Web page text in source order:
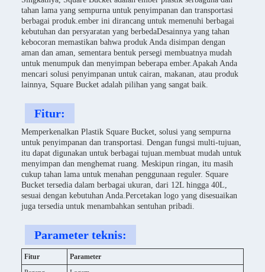
tahan lama yang sempurna untuk penyimpanan dan transportasi
berbagai produk.ember ini dirancang untuk memenuhi berbagai
kebutuhan dan persyaratan yang berbedaDesainnya yang tahan
kebocoran memastikan bahwa produk Anda disimpan dengan
aman dan aman, sementara bentuk persegi membuatnya mudah
untuk menumpuk dan menyimpan beberapa ember.Apakah Anda
mencari solusi penyimpanan untuk cairan, makanan, atau produk
lainnya, Square Bucket adalah pilihan yang sangat baik.
Fitur:
Memperkenalkan Plastik Square Bucket, solusi yang sempurna
untuk penyimpanan dan transportasi. Dengan fungsi multi-tujuan,
itu dapat digunakan untuk berbagai tujuan.membuat mudah untuk
menyimpan dan menghemat ruang. Meskipun ringan, itu masih
cukup tahan lama untuk menahan penggunaan reguler. Square
Bucket tersedia dalam berbagai ukuran, dari 12L hingga 40L,
sesuai dengan kebutuhan Anda.Percetakan logo yang disesuaikan
juga tersedia untuk menambahkan sentuhan pribadi.
Parameter teknis:
Fitur
Parameter